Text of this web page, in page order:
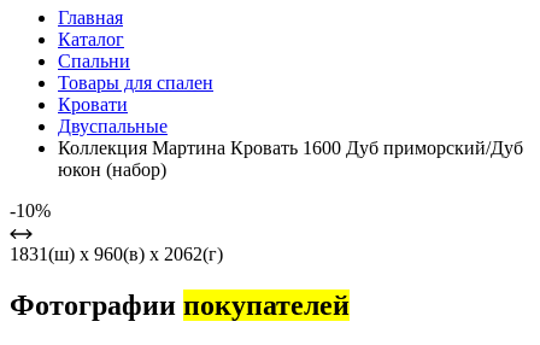
Главная
Каталог
Спальни
Товары для спален
Кровати
Двуспальные
Коллекция Мартина Кровать 1600 Дуб приморский/Дуб
юкон (набор)
-10%
1831(ш) x 960(в) x 2062(г)
Фотографии покупателей